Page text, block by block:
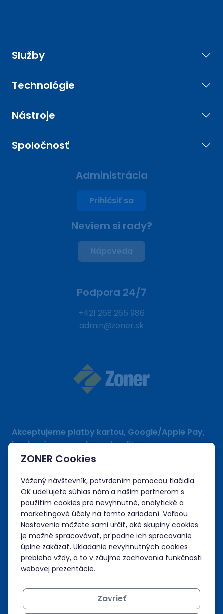
Služby
Technológie
Nástroje
Spoločnosť
Administrácia
Prihlásiť sa
Neviem si rady?
Nápoveda
Podpora 24/7
+421 268 265 986
admin@zoner.sk
Akceptujeme platby kartou, Google/Apple Pay,
bankovým prevodom a kreditom.
ZONER Cookies
Vážený návštevník, potvrdením pomocou tlačidla
OK udeľujete súhlas nám a našim partnerom s
použitím cookies pre nevyhnutné, analytické a
marketingové účely na tomto zariadení. Voľbou
Nastavenia môžete sami určiť, aké skupiny cookies
je možné spracovávať, prípadne ich spracovanie
úplne zakázať. Ukladanie nevyhnutných cookies
prebieha vždy, a to v záujme zachovania funkčnosti
webovej prezentácie.
Zavrieť